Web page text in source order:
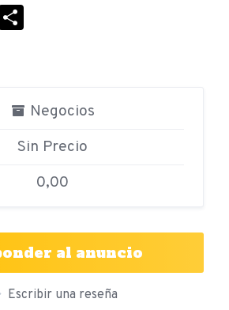
Negocios
Sin Precio
0,00
al anuncio
Escribir una reseña